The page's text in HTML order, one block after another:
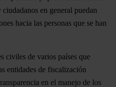
en general puedan
hacia las personas que se han
civiles de varios países que
entidades de fiscalización
en el manejo de los